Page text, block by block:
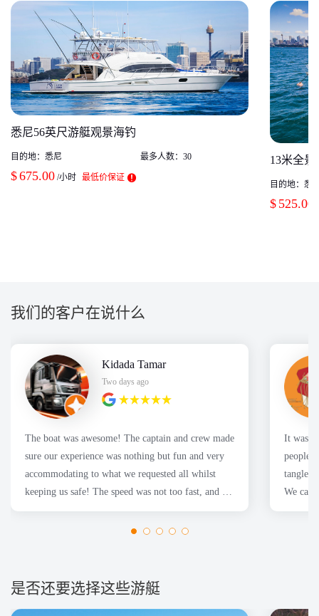
悉尼56英尺游艇观景海钓
目的地： 悉尼 最多人数：30
$675.00 /小时 最低价保证
13米全
目的地：悉
$ 525.00
我们的客户在说什么
Kidada Tamar
Two days ago
The boat was awesome! The captain and crew made
sure our experience was nothing but fun and very
accommodating to what we requested all whilst
keeping us safe! The speed was not too fast, and we
had a fantastic time for the Sydney harbor cruise!
It was a
people
tangles
We
是否还要选择这些游艇